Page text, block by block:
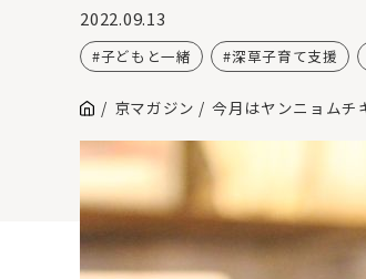
2022.09.13
子どもと一緒 深草子育て支援
京マガジン 今月はヤンニョムチ